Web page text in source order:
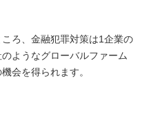
ろ、金融犯罪対策は1企業の
ようなグローバルファーム
会を得られます。